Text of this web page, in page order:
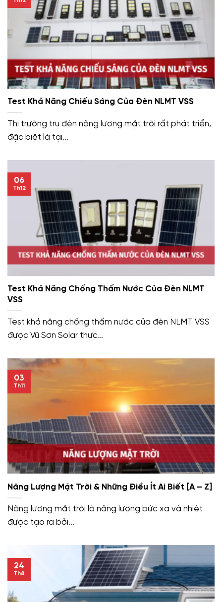
Test Khả Năng Chiếu Sáng Của Đèn NLMT VSS
Thị trường trụ đèn năng lượng mặt trời rất phát triển,
đặc biệt là tại...
Test Khả Năng Chống Thấm Nước Của Đèn NLMT
VSS
Test khả năng chống thấm nước của đèn NLMT VSS
được Vũ Sơn Solar thực...
06
Th12
Năng Lượng Mặt Trời & Những Điều Ít Ai Biết [A – Z]
Năng lượng mặt trời là năng lượng bức xạ và nhiệt
được tạo ra bởi...
03
Th11
24
Th8